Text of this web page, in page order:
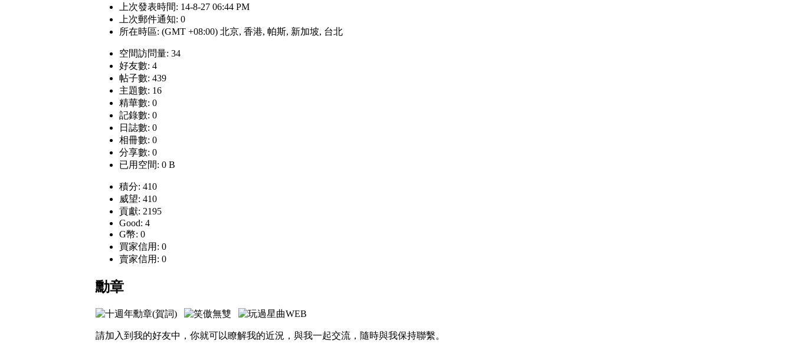
上次發表時間: 14-8-27 06:44 PM
上次郵件通知: 0
所在時區: (GMT +08:00) 北京, 香港, 帕斯, 新加坡, 台北
空間訪問量: 34
好友數: 4
帖子數: 439
主題數: 16
精華數: 0
記錄數: 0
日誌數: 0
相冊數: 0
分享數: 0
已用空間: 0 B
積分: 410
威望: 410
貢獻: 2195
Good: 4
G幣: 0
買家信用: 0
賣家信用: 0
勳章
請加入到我的好友中，你就可以瞭解我的近況，與我一起交流，隨時與我保持聯繫。